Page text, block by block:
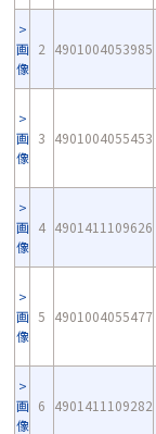
画
像
2 4901004053985
画
像
3 4901004055453
画
像
4 4901411109626
画
像
5 4901004055477
画
像
6 4901411109282